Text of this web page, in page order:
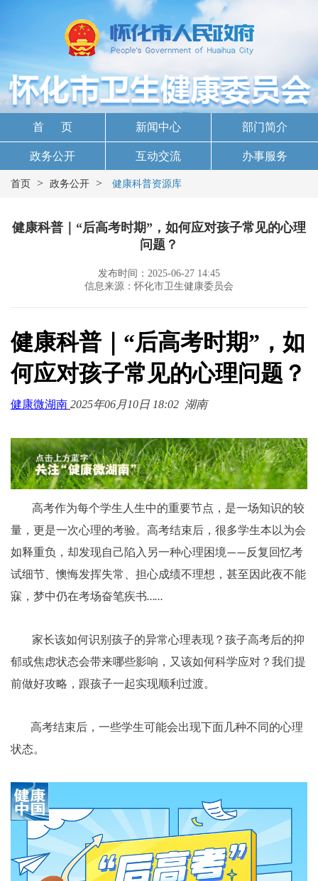
首 页 新闻中心 部门简介
政务公开 互动交流 办事服务
首页 > 政务公开 > 健康科普资源库
健康科普｜“后高考时期”，如何应对孩子常见的心理
问题？
发布时间：2025-06-27 14:45
信息来源：怀化市卫生健康委员会
健康科普｜“后高考时期”，如
何应对孩子常见的心理问题？
健康微湖南 2025年06月10日 18:02 湖南
高考作为每个学生人生中的重要节点，是一场知识的较
量，更是一次心理的考验。高考结束后，很多学生本以为会
如释重负，却发现自己陷入另一种心理困境——反复回忆考
试细节、懊悔发挥失常、担心成绩不理想，甚至因此夜不能
寐，梦中仍在考场奋笔疾书……
家长该如何识别孩子的异常心理表现？孩子高考后的抑
郁或焦虑状态会带来哪些影响，又该如何科学应对？我们提
前做好攻略，跟孩子一起实现顺利过渡。
高考结束后，一些学生可能会出现下面几种不同的心理
状态。